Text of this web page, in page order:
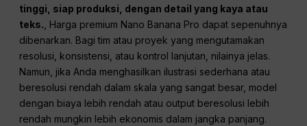
tinggi, siap produksi, dengan detail yang kaya atau
teks. , Harga premium Nano Banana Pro dapat sepenuhnya
dibenarkan. Bagi tim atau proyek yang mengutamakan
resolusi, konsistensi, atau kontrol lanjutan, nilainya jelas.
Namun, jika Anda menghasilkan ilustrasi sederhana atau
beresolusi rendah dalam skala yang sangat besar, model
dengan biaya lebih rendah atau output beresolusi lebih
rendah mungkin lebih ekonomis dalam jangka panjang.